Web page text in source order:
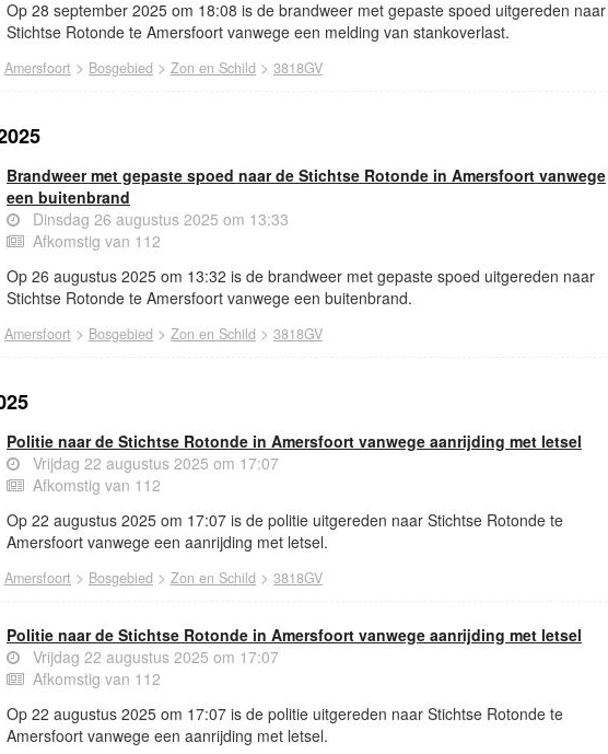
Op 28 september 2025 om 18:08 is de brandweer met gepaste spoed uitgereden naar
Stichtse Rotonde te Amersfoort vanwege een melding van stankoverlast.
Amersfoort > Bosgebied > Zon en Schild > 3818GV
Brandweer met gepaste spoed naar de Stichtse Rotonde in Amersfoort vanwege
een buitenbrand
Dinsdag 26 augustus 2025 om 13:33
Afkomstig van 112
Op 26 augustus 2025 om 13:32 is de brandweer met gepaste spoed uitgereden naar
Stichtse Rotonde te Amersfoort vanwege een buitenbrand.
Amersfoort > Bosgebied > Zon en Schild > 3818GV
Politie naar de Stichtse Rotonde in Amersfoort vanwege aanrijding met letsel
Vrijdag 22 augustus 2025 om 17:07
Afkomstig van 112
Op 22 augustus 2025 om 17:07 is de politie uitgereden naar Stichtse Rotonde te
Amersfoort vanwege een aanrijding met letsel.
Amersfoort > Bosgebied > Zon en Schild > 3818GV
Politie naar de Stichtse Rotonde in Amersfoort vanwege aanrijding met letsel
Vrijdag 22 augustus 2025 om 17:07
Afkomstig van 112
Op 22 augustus 2025 om 17:07 is de politie uitgereden naar Stichtse Rotonde te
Amersfoort vanwege een aanrijding met letsel.